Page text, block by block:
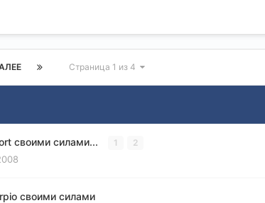
Страница 1 из 4
своими силами... 1 2
своими силами